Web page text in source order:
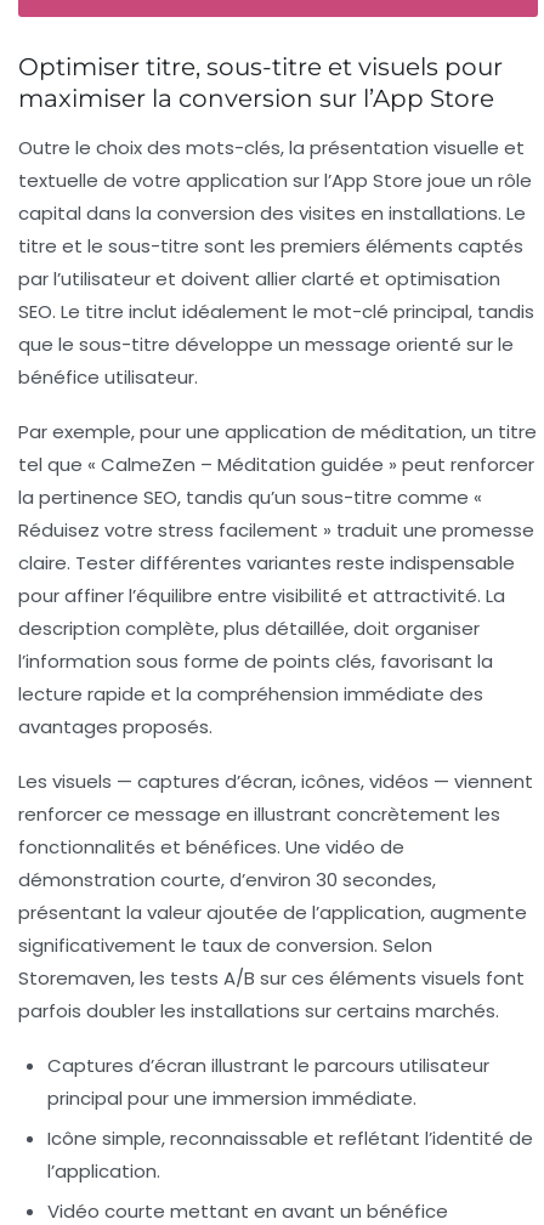
Optimiser titre, sous-titre et visuels pour
maximiser la conversion sur l’App Store
Outre le choix des mots-clés, la présentation visuelle et
textuelle de votre application sur l’App Store joue un rôle
capital dans la conversion des visites en installations. Le
titre et le sous-titre sont les premiers éléments captés
par l’utilisateur et doivent allier clarté et optimisation
SEO. Le titre inclut idéalement le mot-clé principal, tandis
que le sous-titre développe un message orienté sur le
bénéfice utilisateur.
Par exemple, pour une application de méditation, un titre
tel que « CalmeZen – Méditation guidée » peut renforcer
la pertinence SEO, tandis qu’un sous-titre comme «
Réduisez votre stress facilement » traduit une promesse
claire. Tester différentes variantes reste indispensable
pour affiner l’équilibre entre visibilité et attractivité. La
description complète, plus détaillée, doit organiser
l’information sous forme de points clés, favorisant la
lecture rapide et la compréhension immédiate des
avantages proposés.
Les visuels — captures d’écran, icônes, vidéos — viennent
renforcer ce message en illustrant concrètement les
fonctionnalités et bénéfices. Une vidéo de
démonstration courte, d’environ 30 secondes,
présentant la valeur ajoutée de l’application, augmente
significativement le taux de conversion. Selon
Storemaven, les tests A/B sur ces éléments visuels font
parfois doubler les installations sur certains marchés.
Captures d’écran illustrant le parcours utilisateur
principal pour une immersion immédiate.
Icône simple, reconnaissable et reflétant l’identité de
l’application.
Vidéo courte mettant en avant un bénéfice